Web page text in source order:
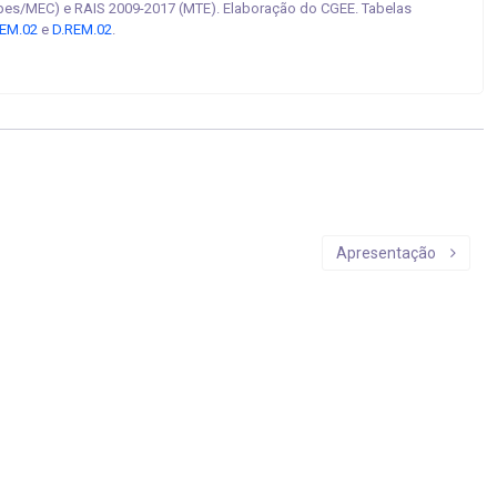
MEC) e RAIS 2009-2017 (MTE). Elaboração do CGEE. Tabelas
e D.REM.02.
Apresentação